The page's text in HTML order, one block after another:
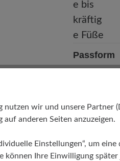
Passform
nutzen wir und unsere Partner
anderen Seiten anzuzeigen.
Einstellungen“, um
können Ihre Einwilligung